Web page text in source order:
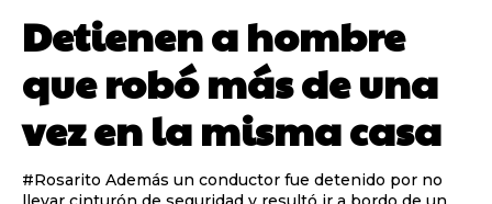
Detienen a hombre
que robó más de una
vez en la misma casa
#Rosarito Además un conductor fue detenido por no